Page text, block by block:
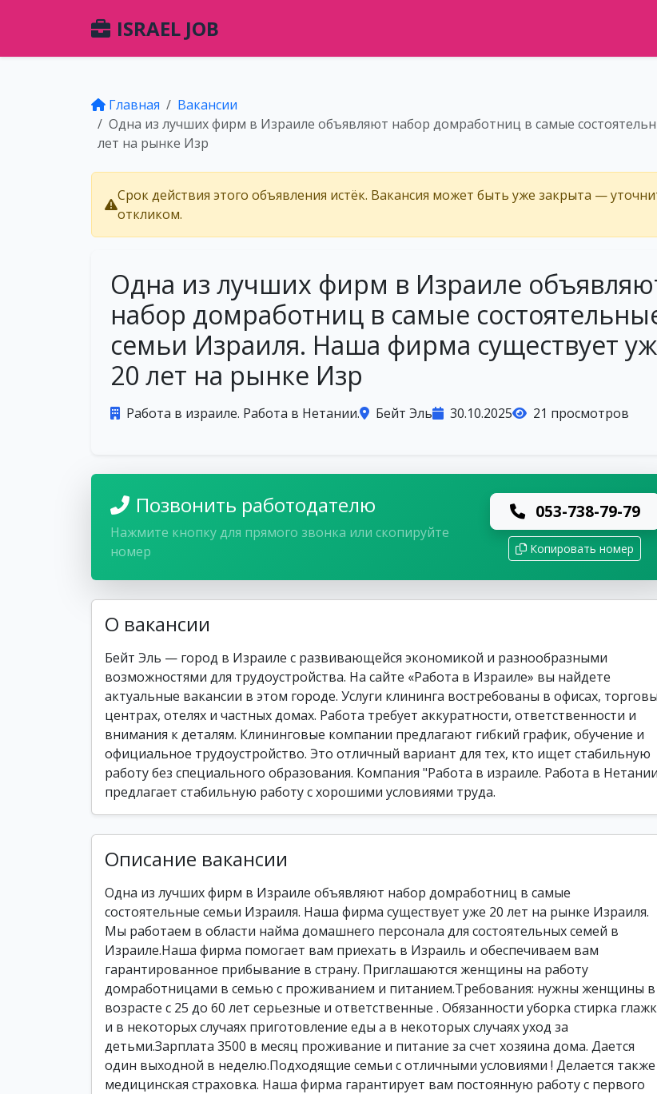
ISRAEL JOB
Главная
Вакансии
Одна из лучших фирм в Израиле объявляют набор домработниц в самые
лет на рынке Изр
Срок действия этого объявления истёк. Вакансия может быть уже закрыта —
откликом.
Одна из лучших фирм в Израиле
набор домработниц в самые
семьи Израиля. Наша фирма существует
20 лет на рынке Изр
Работа в израиле. Работа в Нетании. Бейт Эль 30.10.2025 21 просмотров
Позвонить работодателю
Нажмите кнопку для прямого звонка или скопируйте
номер
053-738-79-79
Копировать номер
О вакансии
Бейт Эль — город в Израиле с развивающейся экономикой и разнообразными
возможностями для трудоустройства. На сайте «Работа в Израиле» вы найдете
актуальные вакансии в этом городе. Услуги клининга востребованы в офисах,
центрах, отелях и частных домах. Работа требует аккуратности, ответственности и
внимания к деталям. Клининговые компании предлагают гибкий график, обучение и
официальное трудоустройство. Это отличный вариант для тех, кто ищет стабильную
работу без специального образования. Компания "Работа в израиле. Работа в
предлагает стабильную работу с хорошими условиями труда.
Описание вакансии
Одна из лучших фирм в Израиле объявляют набор домработниц в самые
состоятельные семьи Израиля. Наша фирма существует уже 20 лет на рынке Израиля.
Мы работаем в области найма домашнего персонала для состоятельных семей в
Израиле.Наша фирма помогает вам приехать в Израиль и обеспечиваем вам
гарантированное прибывание в страну. Приглашаются женщины на работу
домработницами в семью с проживанием и питанием.Требования: нужны женщины в
возрасте с 25 до 60 лет серьезные и ответственные . Обязанности уборка стирка
и в некоторых случаях приготовление еды а в некоторых случаях уход за
детьми.Зарплата 3500 в месяц проживание и питание за счет хозяина дома. Дается
один выходной в неделю.Подходящие семьи с отличными условиями ! Делается также
медицинская страховка. Наша фирма гарантирует вам постоянную работу с первого